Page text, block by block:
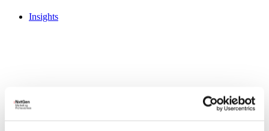
Insights
Activities